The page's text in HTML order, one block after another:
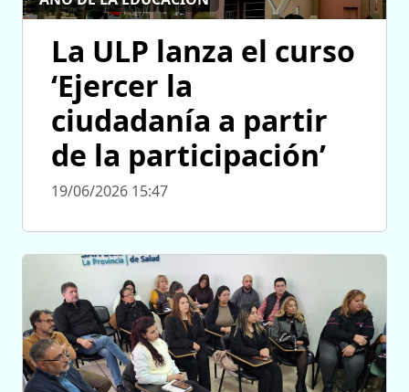
La ULP lanza el curso
‘Ejercer la
ciudadanía a partir
de la participación’
19/06/2026 15:47